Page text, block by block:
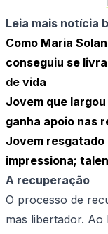
Leia mais notícia
Como Maria
conseguiu se
de vida
Jovem que
ganha apoio nas
Jovem resgatado
impressiona;
A recuperação
O processo de
mas libertador.